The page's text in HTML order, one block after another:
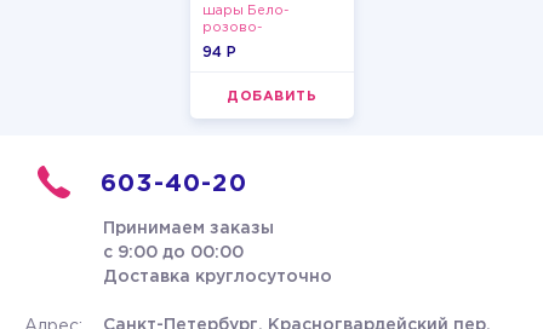
шары Бело-
розово-
фиолетово-
94 P
ДОБАВИТЬ
603-40-20
Принимаем заказы
с 9:00 до 00:00
Доставка круглосуточно
Санкт-Петербург, Красногвардейский пер.